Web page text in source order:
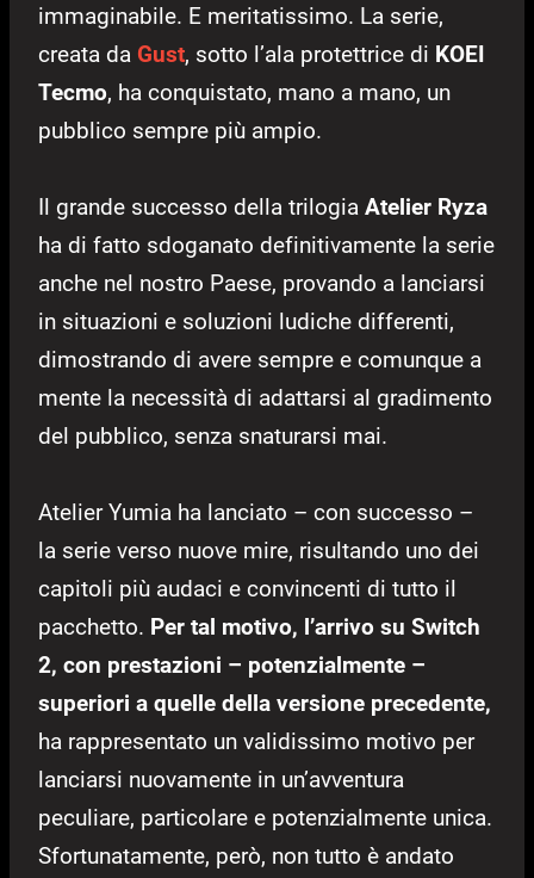
immaginabile. E meritatissimo. La serie,
creata da Gust, sotto l’ala protettrice di KOEI
Tecmo, ha conquistato, mano a mano, un
pubblico sempre più ampio.
Il grande successo della trilogia Atelier Ryza
ha di fatto sdoganato definitivamente la serie
anche nel nostro Paese, provando a lanciarsi
in situazioni e soluzioni ludiche differenti,
dimostrando di avere sempre e comunque a
mente la necessità di adattarsi al gradimento
del pubblico, senza snaturarsi mai.
Atelier Yumia ha lanciato – con successo –
la serie verso nuove mire, risultando uno dei
capitoli più audaci e convincenti di tutto il
pacchetto. Per tal motivo, l’arrivo su Switch
2, con prestazioni – potenzialmente –
superiori a quelle della versione precedente,
ha rappresentato un validissimo motivo per
lanciarsi nuovamente in un’avventura
peculiare, particolare e potenzialmente unica.
Sfortunatamente, però, non tutto è andato